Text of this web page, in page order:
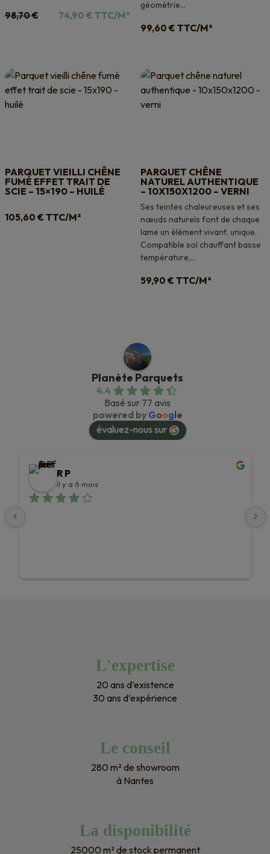
98,70€ 74,90 €Le
TTC/M²
géométrie...
99,60 € TTC/M²
PARQUET VIEILLI CHÊNE
FUMÉ EFFET TRAIT DE
SCIE – 15×190 – HUILÉ
105,60 € TTC/M²
PARQUET CHÊNE
NATUREL AUTHENTIQUE
– 10X150X1200 – VERNI
Ses teintes chaleureuses et ses
nœuds naturels font de chaque
lame un élément vivant, unique.
Compatible sol chauffant basse
température,...
59,90 € TTC/M²
Planète Parquets
4.4
Basé sur 77 avis
powered by Google
évaluez-nous sur
R P
il y a 6 mois
L'expertise
20 ans d’existence
30 ans d’expérience
Le conseil
280 m² de showroom
à Nantes
La disponibilité
25000 m² de stock permanent